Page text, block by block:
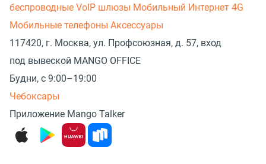
беспроводные VoIP шлюзы Мобильный Интернет 4G
Мобильные телефоны Аксессуары
117420, г. Москва, ул. Профсоюзная, д. 57, вход
под вывеской MANGO OFFICE
Будни, с 9:00–19:00
Чебоксары
Приложение Mango Talker